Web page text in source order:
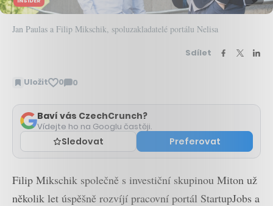
Jan Paulas a Filip Mikschik, spoluzakladatelé portálu Nelisa
Sdílet
Uložit 0 0
Zobrazit
Baví vás CzechCrunch?
Vídejte ho na Googlu častěji.
Sledovat Preferovat
Filip Mikschik společně s investiční skupinou Miton už
několik let úspěšně rozvíjí pracovní portál StartupJobs a